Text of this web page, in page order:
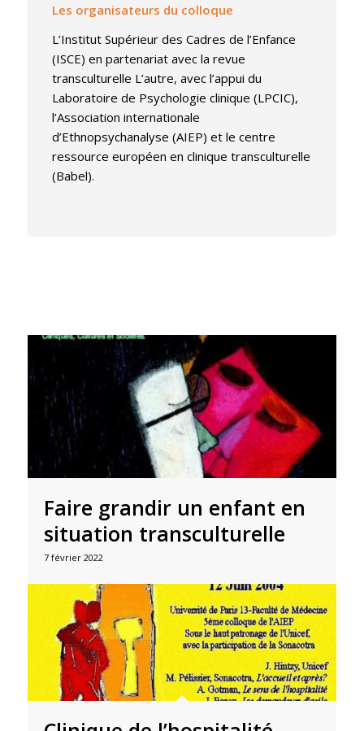
Les organisateurs du colloque
L’Institut Supérieur des Cadres de l’Enfance
(ISCE) en partenariat avec la revue
transculturelle L’autre, avec l’appui du
Laboratoire de Psychologie clinique (LPCIC),
l’Association internationale
d’Ethnopsychanalyse (AIEP) et le centre
ressource européen en clinique transculturelle
(Babel).
Faire grandir un enfant en
situation transculturelle
7 février 2022